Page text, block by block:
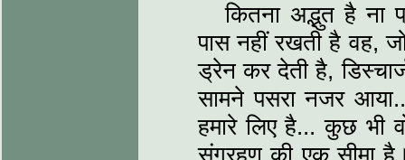
कितना अद्भुत है ना
पास नहीं रखती है वह,
ड्रेन कर देती है,
सामने पसरा नजर
हमारे लिए है... कुछ भी
संग्रहण की एक सीमा